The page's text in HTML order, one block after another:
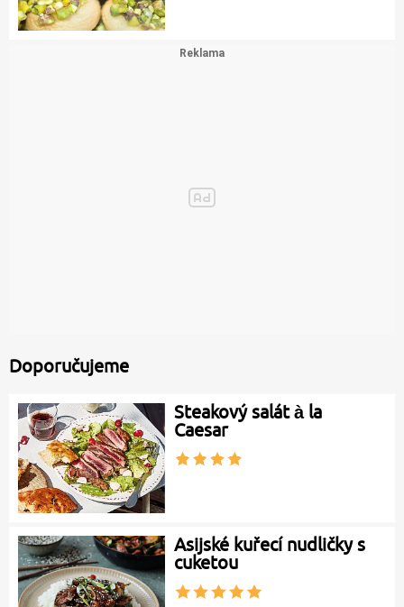
Doporučujeme
Steakový salát à la
Caesar
Asijské kuřecí nudličky s
cuketou